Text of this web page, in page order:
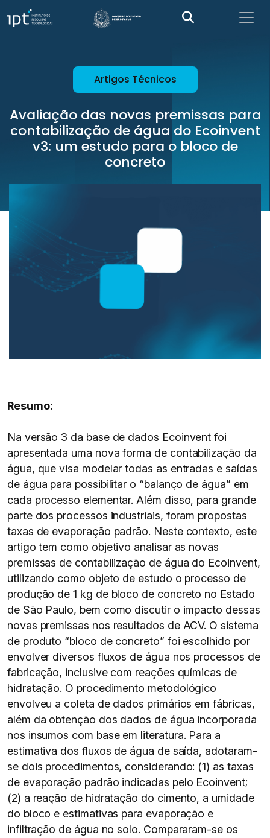
Artigos Técnicos
Avaliação das novas premissas para
contabilização de água do Ecoinvent
v3: um estudo para o bloco de
concreto
Resumo:
Na versão 3 da base de dados Ecoinvent foi
apresentada uma nova forma de contabilização da
água, que visa modelar todas as entradas e saídas
de água para possibilitar o “balanço de água” em
cada processo elementar. Além disso, para grande
parte dos processos industriais, foram propostas
taxas de evaporação padrão. Neste contexto, este
artigo tem como objetivo analisar as novas
premissas de contabilização de água do Ecoinvent,
utilizando como objeto de estudo o processo de
produção de 1 kg de bloco de concreto no Estado
de São Paulo, bem como discutir o impacto dessas
novas premissas nos resultados de ACV. O sistema
de produto “bloco de concreto” foi escolhido por
envolver diversos fluxos de água nos processos de
fabricação, inclusive com reações químicas de
hidratação. O procedimento metodológico
envolveu a coleta de dados primários em fábricas,
além da obtenção dos dados de água incorporada
nos insumos com base em literatura. Para a
estimativa dos fluxos de água de saída, adotaram-
se dois procedimentos, considerando: (1) as taxas
de evaporação padrão indicadas pelo Ecoinvent;
(2) a reação de hidratação do cimento, a umidade
do bloco e estimativas para evaporação e
infiltração de água no solo. Compararam-se os